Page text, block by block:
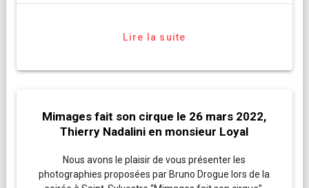
Lire la suite
Mimages fait son cirque le 26 mars 2022,
Thierry Nadalini en monsieur Loyal
Nous avons le plaisir de vous présenter les
photographies proposées par Bruno Drogue lors de la